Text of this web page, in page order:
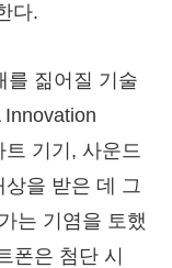
다.
를 짊어질 기술
Innovation
기기, 사운드
을 받은 데 그
는 기염을 토했
폰은 첨단 시